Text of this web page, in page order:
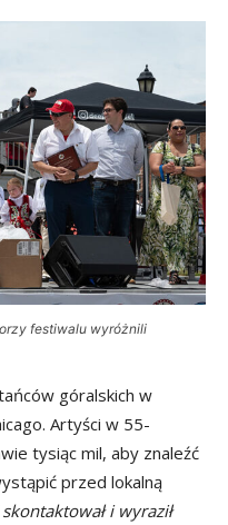
festiwalu wyróżnili
góralskich w
Artyści w 55-
tysiąc mil, aby znaleźć
przed lokalną
i wyraził